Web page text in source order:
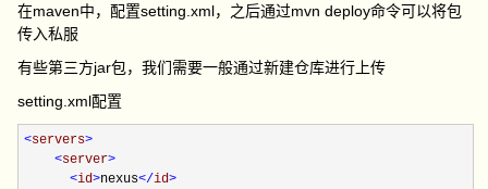
在maven中，配置setting.xml，之后通过mvn deploy命令可以将包
传入私服
有些第三方jar包，我们需要一般通过新建仓库进行上传
setting.xml配置
<servers>
<server>
<id>nexus</id>